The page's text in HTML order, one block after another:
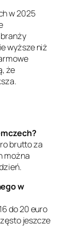
w 2025
wyższe niż
że
brutto za
można
w
do 20 euro
jeszcze